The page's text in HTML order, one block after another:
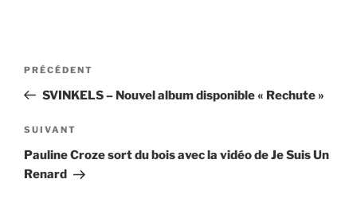
Navigation
l’article
Article
précédent
PRÉCÉDENT
SVINKELS – Nouvel album disponible « Rechute »
Article
suivant
SUIVANT
Pauline Croze sort du bois avec la vidéo de Je Suis Un
Renard